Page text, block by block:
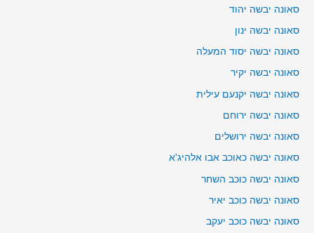
סאונה יבשה יהוד
סאונה יבשה ינון
סאונה יבשה יסוד המעלה
סאונה יבשה יקיר
סאונה יבשה יקנעם עילית
סאונה יבשה ירוחם
סאונה יבשה ירושלים
סאונה יבשה כאוכב אבו אלהיג'א
סאונה יבשה כוכב השחר
סאונה יבשה כוכב יאיר
סאונה יבשה כוכב יעקב